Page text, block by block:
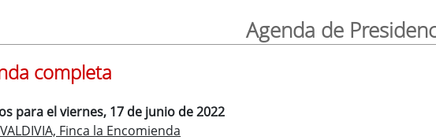
Agenda de
completa
para el viernes, 17 de junio de 2022
Finca la Encomienda